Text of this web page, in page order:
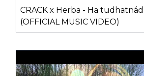
CRACK x Herba - Ha
(OFFICIAL MUSIC VIDEO)